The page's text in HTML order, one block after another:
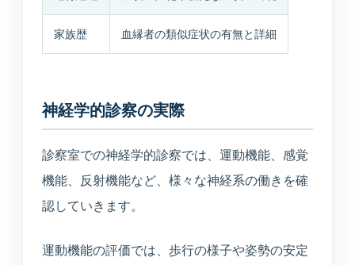
家族歴 血縁者の類似症状の有無と詳細
神経学的診察の実際
診察室での神経学的診察では、運動機能、感覚
機能、反射機能など、様々な神経系の働きを確
認していきます。
運動機能の評価では、歩行の様子や姿勢の安定